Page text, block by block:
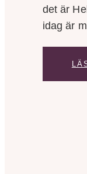
det är
idag är